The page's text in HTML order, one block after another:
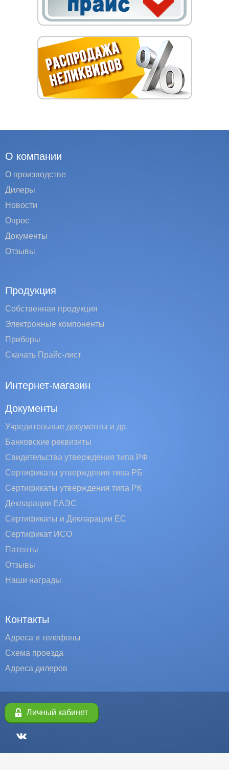
О компании
О производстве
Дилеры
Новости
Опрос
Документы
Отзывы
Продукция
Собственная продукция
Электронные компоненты
Приборы
Скачать Прайс-лист
Интернет-магазин
Документы
Учредительные документы и др.
Банковские реквизиты
Свидетельства утверждения типа РФ
Сертификаты утверждения типа РБ
Сертификаты утверждения типа РК
Декларации ЕАЭС
Сертификаты и Декларации EC
Сертификат ИСО
Патенты
Отзывы
Наши награды
Контакты
Адреса и телефоны
Схема проезда
Адреса дилеров
Личный кабинет